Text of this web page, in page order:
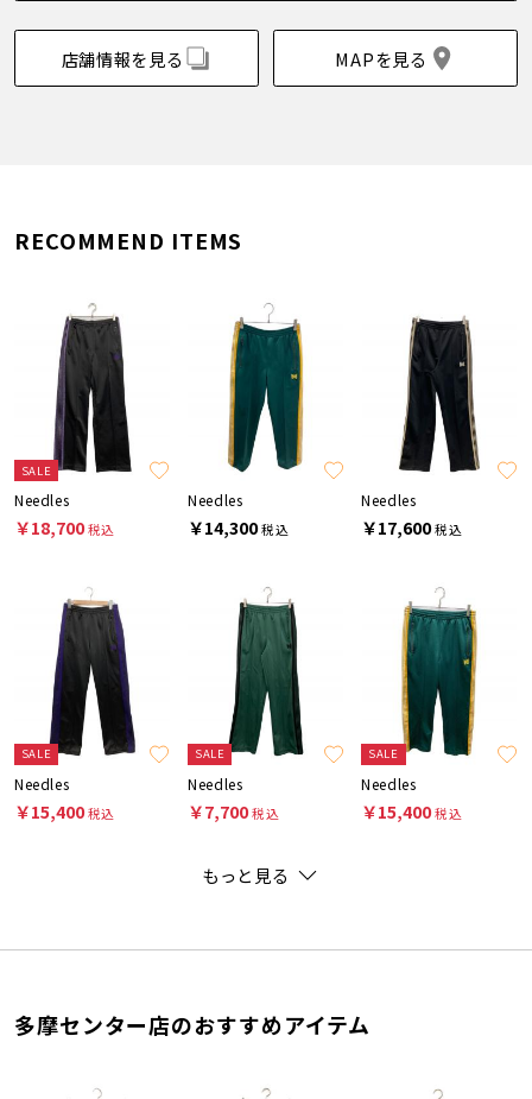
店舗情報を見る MAPを見る
RECOMMEND ITEMS
SALE
Needles
￥18,700税込
Needles
￥14,300税込
Needles
￥17,600税込
SALE
Needles
￥15,400税込
SALE
Needles
￥7,700税込
SALE
Needles
￥15,400税込
もっと見る
多摩センター店のおすすめアイテム